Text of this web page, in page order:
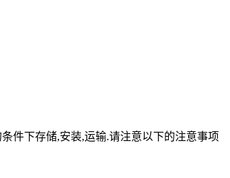
件下存储,安装,运输.请注意以下的注意事项